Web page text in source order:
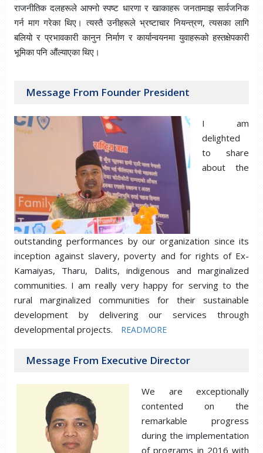
राजनीतिक दलहरूले आफ्नो स्पष्ट धारणा र खाकाहरू जनतामाझ सार्वजनिक
गर्न माग गरेका थिए। त्यस्तै उनीहरूले भ्रष्टाचार नियन्त्रण, त्यसका लागि
बलियो र प्रभावकारी कानुन निर्माण र कार्यान्वयनमा युवाहरूको हस्तक्षेपकारी
भूमिका पनि औंल्याएका थिए।
Message From Founder President
I am
delighted
to share
about the
outstanding performances by our organization since its
inception against slavery, poverty and for rights of Ex-
Kamaiyas, Tharu, Dalits, indigenous and marginalized
communities. I am really very happy for serving to the
rural marginalized communities for their sustainable
development by delivering our services through
developmental projects.
READMORE
Message From Executive Director
We are exceptionally
contented on the
remarkable progress
during the implementation
of programs in 2016 with